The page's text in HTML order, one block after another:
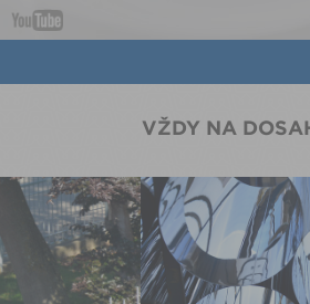
VŽDY NA